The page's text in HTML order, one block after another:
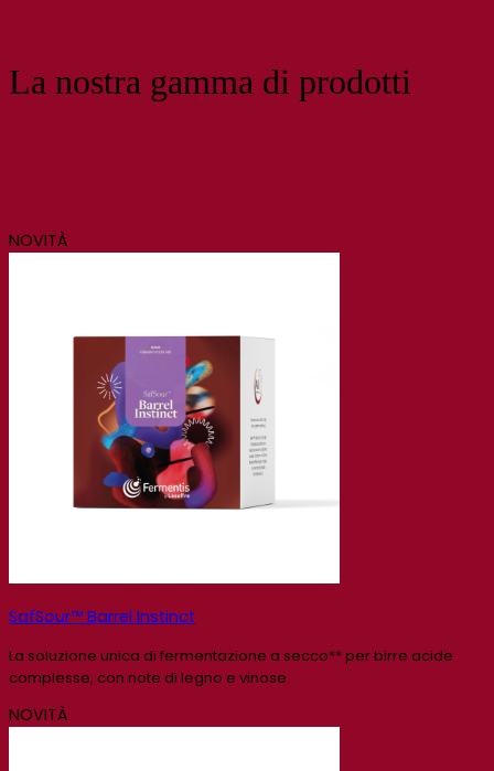
La nostra gamma di prodotti
NOVITÀ
SafSour™ Barrel Instinct
La soluzione unica di fermentazione a secco** per birre acide
complesse, con note di legno e vinose
NOVITÀ